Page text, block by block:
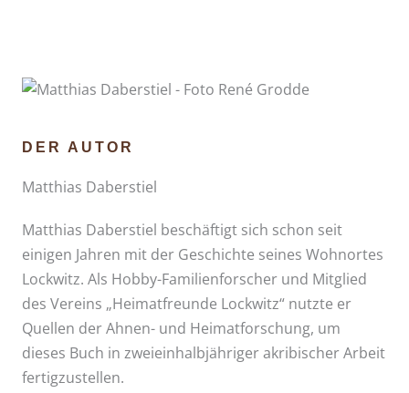
DER AUTOR
Matthias Daberstiel
Matthias Daberstiel beschäftigt sich schon seit
einigen Jahren mit der Geschichte seines Wohnortes
Lockwitz. Als Hobby-Familienforscher und Mitglied
des Vereins „Heimatfreunde Lockwitz“ nutzte er
Quellen der Ahnen- und Heimatforschung, um
dieses Buch in zweieinhalbjähriger akribischer Arbeit
fertigzustellen.